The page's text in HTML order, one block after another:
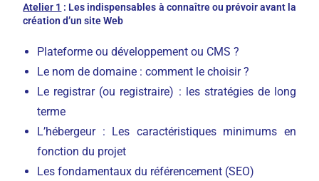
Atelier 1 : Les indispensables à connaître ou prévoir avant la
création d’un site Web
Plateforme ou développement ou CMS ?
Le nom de domaine : comment le choisir ?
Le registrar (ou registraire) : les stratégies de long
terme
L’hébergeur : Les caractéristiques minimums en
fonction du projet
Les fondamentaux du référencement (SEO)